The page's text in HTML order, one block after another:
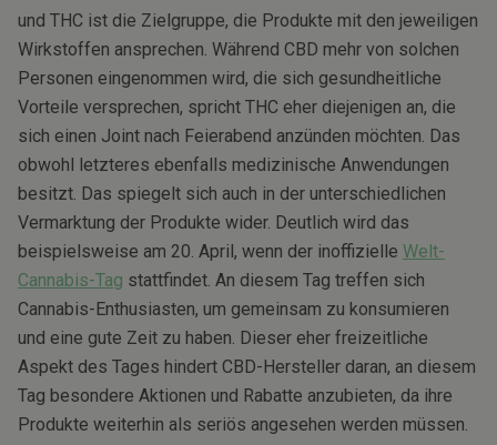
und THC ist die Zielgruppe, die Produkte mit den jeweiligen
Wirkstoffen ansprechen. Während CBD mehr von solchen
Personen eingenommen wird, die sich gesundheitliche
Vorteile versprechen, spricht THC eher diejenigen an, die
sich einen Joint nach Feierabend anzünden möchten. Das
obwohl letzteres ebenfalls medizinische Anwendungen
besitzt. Das spiegelt sich auch in der unterschiedlichen
Vermarktung der Produkte wider. Deutlich wird das
beispielsweise am 20. April, wenn der inoffizielle Welt-
Cannabis-Tag stattfindet. An diesem Tag treffen sich
Cannabis-Enthusiasten, um gemeinsam zu konsumieren
und eine gute Zeit zu haben. Dieser eher freizeitliche
Aspekt des Tages hindert CBD-Hersteller daran, an diesem
Tag besondere Aktionen und Rabatte anzubieten, da ihre
Produkte weiterhin als seriös angesehen werden müssen.